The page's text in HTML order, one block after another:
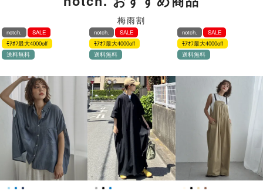
梅雨割
notch.
SALE
ﾓｱｵﾌ最大4000off
送料無料
notch.
SALE
ﾓｱｵﾌ最大4000off
送料無料
notch.
SALE
ﾓｱｵﾌ最大4000off
送料無料